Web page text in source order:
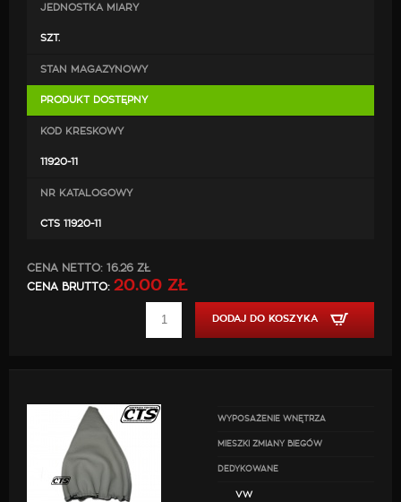
się do poprawy estetyki wewnątrz samochodu.
JEDNOSTKA MIARY
SZT.
STAN MAGAZYNOWY
PRODUKT DOSTĘPNY
KOD KRESKOWY
11920-11
NR KATALOGOWY
CTS 11920-11
CENA NETTO: 16.26 ZŁ
CENA BRUTTO: 20.00 ZŁ
DODAJ DO KOSZYKA
WYPOSAŻENIE WNĘTRZA
MIESZKI ZMIANY BIEGÓW
DEDYKOWANE
VW